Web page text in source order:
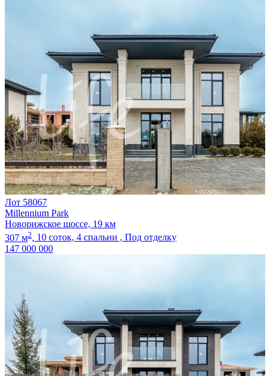
Лот 58067
Millennium Park
Новорижское шоссе, 19 км
307 м2, 10 соток, 4 спальни , Под отделку
147 000 000